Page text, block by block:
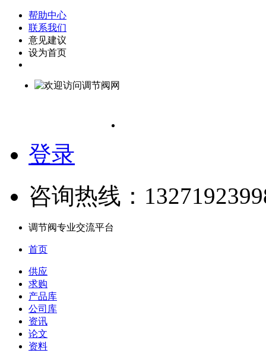
帮助中心
联系我们
意见建议
设为首页
登录
咨询热线：
调节阀专业交流平台
首页
供应
求购
产品库
公司库
资讯
论文
资料